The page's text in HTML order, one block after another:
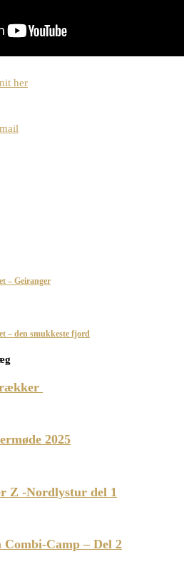
her
– Geiranger
– den smukkeste fjord
2025
Z -Nordlystur del 1
Camp – Del 2